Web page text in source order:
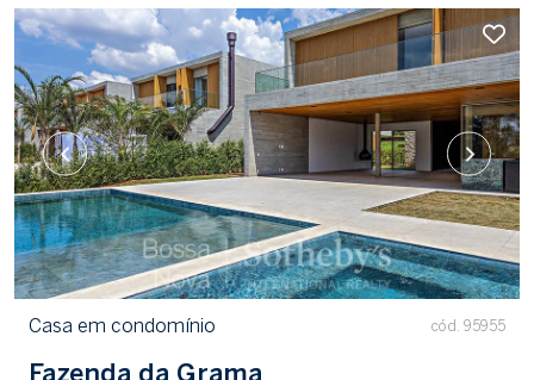
Casa em condomínio cód. 95955